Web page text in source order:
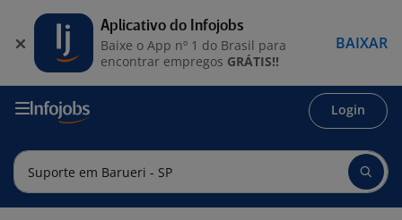
Login
Aplicativo do Infojobs
Baixe o App nº 1 do Brasil para
encontrar empregos GRÁTIS!!
BAIXAR